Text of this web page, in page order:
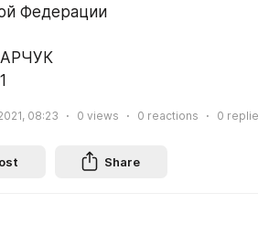
Федерации
08:23 0 views 0 reactions 0
Share